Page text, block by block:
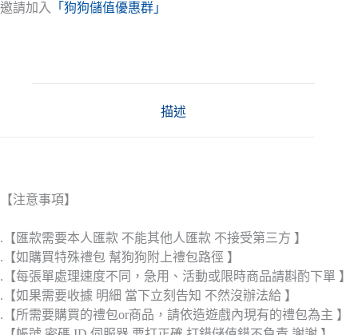
邀請加入 「狗狗儲值優惠群」
描述
【注意事項】
.【匯款需要本人匯款 不能其他人匯款 不接受第三方 】
.【如購買特殊禮包 幫狗狗附上禮包路徑 】
.【每張單處理速度不同，急用、活動或限時商品請斟酌下單 】
.【如果需要收據 明細 當下立刻告知 不然沒辦法給 】
.【所需要購買的禮包or商品，請依造遊戲內現有的禮包為主 】